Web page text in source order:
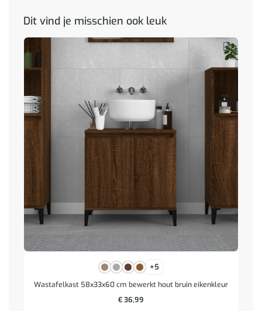
Dit vind je misschien ook leuk
+5
Wastafelkast 58x33x60 cm bewerkt hout bruin eikenkleur
€36,99